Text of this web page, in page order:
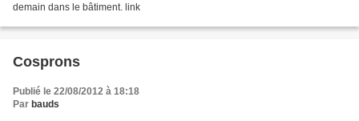
demain dans le bâtiment. link
Cosprons
Publié le 22/08/2012 à 18:18
Par bauds